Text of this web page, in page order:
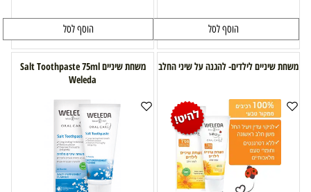
הוסף לסל הוסף לסל
משחת שיניים לילדים- להגנה על שיני החלב
משחת שיניים Salt Toothpaste 75ml
Weleda